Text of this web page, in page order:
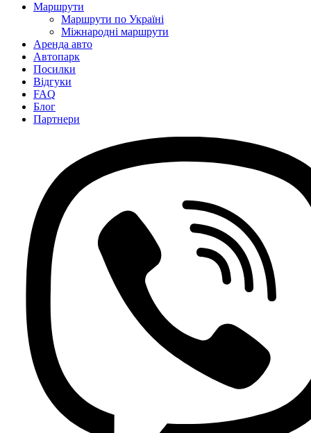
Маршрути
Маршрути по Україні
Міжнародні маршрути
Аренда авто
Автопарк
Посилки
Відгуки
FAQ
Блог
Партнери